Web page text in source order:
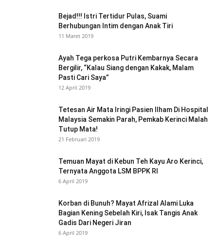
Bejad!!! Istri Tertidur Pulas, Suami
Berhubungan Intim dengan Anak Tiri
11 Maret 2019
Ayah Tega perkosa Putri Kembarnya Secara
Bergilir, “Kalau Siang dengan Kakak, Malam
Pasti Cari Saya”
12 April 2019
Tetesan Air Mata Iringi Pasien Ilham Di Hospital
Malaysia Semakin Parah, Pemkab Kerinci Malah
Tutup Mata!
21 Februari 2019
Temuan Mayat di Kebun Teh Kayu Aro Kerinci,
Ternyata Anggota LSM BPPK RI
6 April 2019
Korban di Bunuh? Mayat Afrizal Alami Luka
Bagian Kening Sebelah Kiri, Isak Tangis Anak
Gadis Dari Negeri Jiran
6 April 2019